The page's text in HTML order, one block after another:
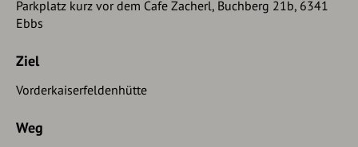
Parkplatz kurz vor dem Cafe Zacherl, Buchberg 21b, 6341
Ebbs
Ziel
Vorderkaiserfeldenhütte
Weg